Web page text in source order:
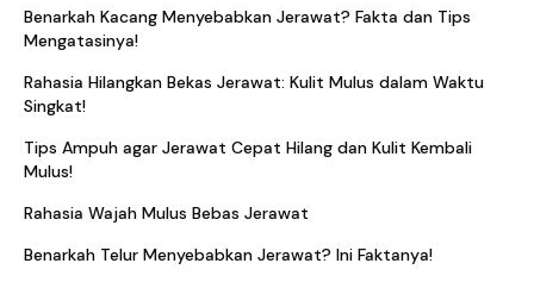
Benarkah Kacang Menyebabkan Jerawat? Fakta dan Tips
Mengatasinya!
Rahasia Hilangkan Bekas Jerawat: Kulit Mulus dalam Waktu
Singkat!
Tips Ampuh agar Jerawat Cepat Hilang dan Kulit Kembali
Mulus!
Rahasia Wajah Mulus Bebas Jerawat
Benarkah Telur Menyebabkan Jerawat? Ini Faktanya!